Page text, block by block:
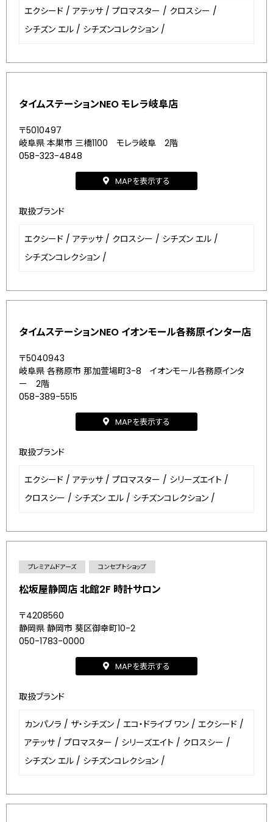
エクシード / アテッサ / プロマスター / クロスシー /
シチズン エル / シチズンコレクション /
タイムステーションNEO モレラ岐阜店
〒5010497
岐阜県 本巣市 三橋1100 モレラ岐阜 2階
058-323-4848
MAPを表示する
取扱ブランド
エクシード / アテッサ / クロスシー / シチズン エル /
シチズンコレクション /
タイムステーションNEO イオンモール各務原インター店
〒5040943
岐阜県 各務原市 那加萱場町3-8 イオンモール各務原インタ
ー 2階
058-389-5515
MAPを表示する
取扱ブランド
エクシード / アテッサ / プロマスター / シリーズエイト /
クロスシー / シチズン エル / シチズンコレクション /
プレミアムドアーズ コンセプトショップ
松坂屋静岡店 北館2F 時計サロン
〒4208560
静岡県 静岡市 葵区御幸町10-2
050-1783-0000
MAPを表示する
取扱ブランド
カンパノラ / ザ・シチズン / エコ・ドライブ ワン / エクシード /
アテッサ / プロマスター / シリーズエイト / クロスシー /
シチズン エル / シチズンコレクション /